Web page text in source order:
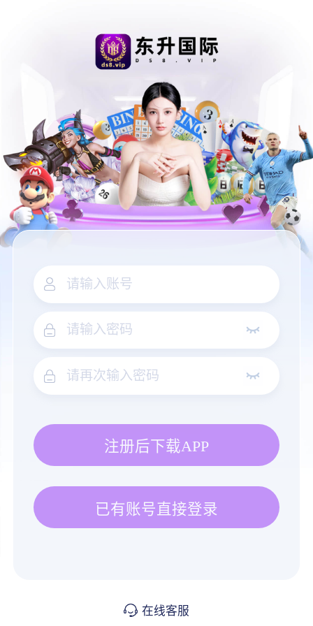
注册后下载APP
已有账号直接登录
在线客服